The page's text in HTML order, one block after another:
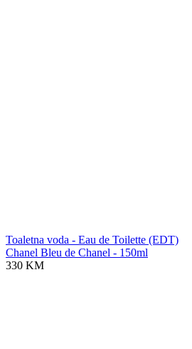
Toaletna voda - Eau de Toilette (EDT)
Chanel Bleu de Chanel - 150ml
330 KM